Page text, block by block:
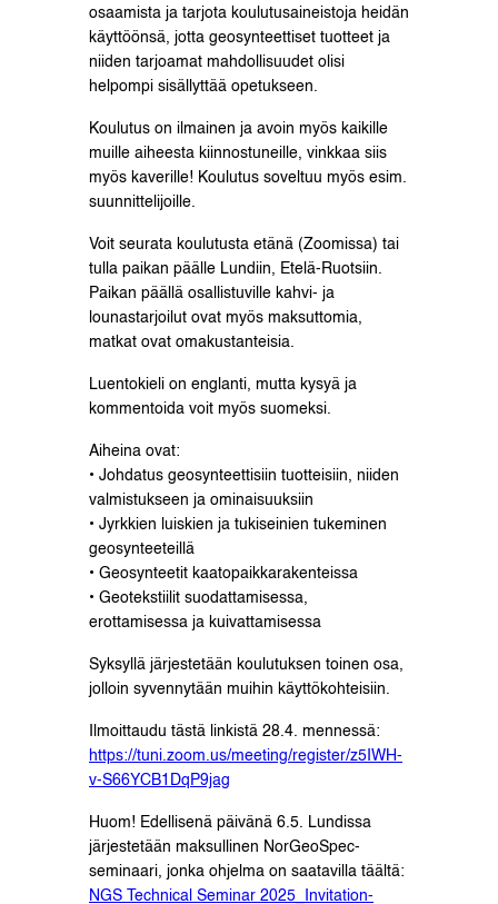
osaamista ja tarjota koulutusaineistoja heidän
käyttöönsä, jotta geosynteettiset tuotteet ja
niiden tarjoamat mahdollisuudet olisi
helpompi sisällyttää opetukseen.
Koulutus on ilmainen ja avoin myös kaikille
muille aiheesta kiinnostuneille, vinkkaa siis
myös kaverille! Koulutus soveltuu myös esim.
suunnittelijoille.
Voit seurata koulutusta etänä (Zoomissa) tai
tulla paikan päälle Lundiin, Etelä-Ruotsiin.
Paikan päällä osallistuville kahvi- ja
lounastarjoilut ovat myös maksuttomia,
matkat ovat omakustanteisia.
Luentokieli on englanti, mutta kysyä ja
kommentoida voit myös suomeksi.
Aiheina ovat:
• Johdatus geosynteettisiin tuotteisiin, niiden
valmistukseen ja ominaisuuksiin
• Jyrkkien luiskien ja tukiseinien tukeminen
geosynteeteillä
• Geosynteetit kaatopaikkarakenteissa
• Geotekstiilit suodattamisessa,
erottamisessa ja kuivattamisessa
Syksyllä järjestetään koulutuksen toinen osa,
jolloin syvennytään muihin käyttökohteisiin.
Ilmoittaudu tästä linkistä 28.4. mennessä:
https://tuni.zoom.us/meeting/register/z5IWH-
v-S66YCB1DqP9jag
Huom! Edellisenä päivänä 6.5. Lundissa
järjestetään maksullinen NorGeoSpec-
seminaari, jonka ohjelma on saatavilla täältä:
NGS Technical Seminar 2025_Invitation-